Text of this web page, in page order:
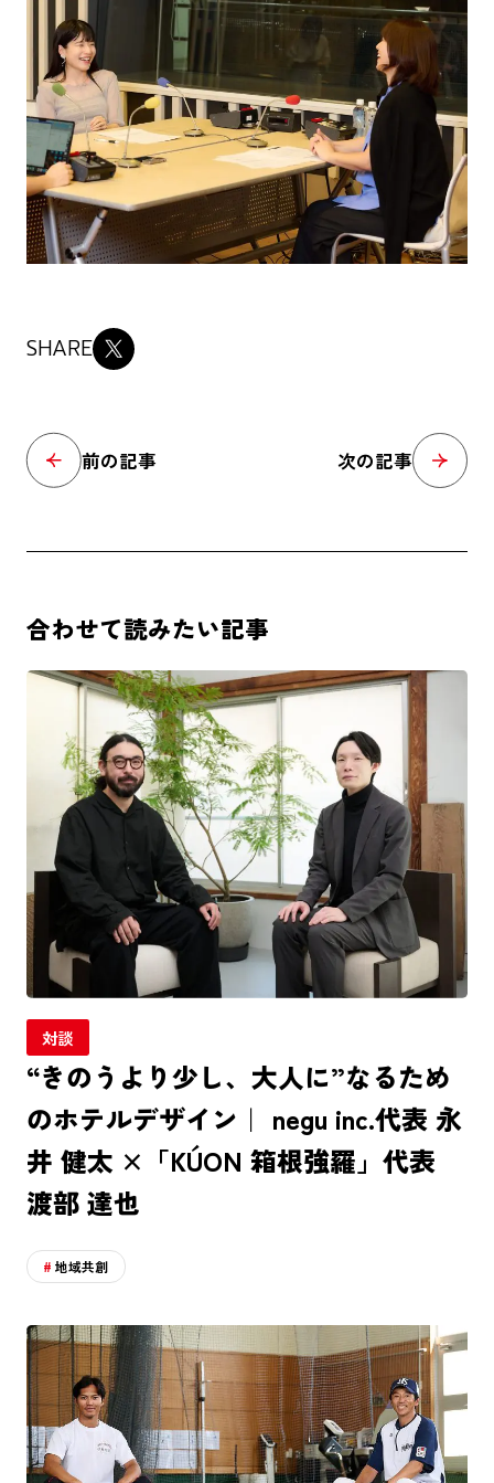
SHARE
前の記事 次の記事
合わせて読みたい記事
対談
“きのうより少し、大人に”なるため
のホテルデザイン｜ negu inc.代表 永
井 健太 ×「KÚON 箱根強羅」代表
渡部 達也
地域共創